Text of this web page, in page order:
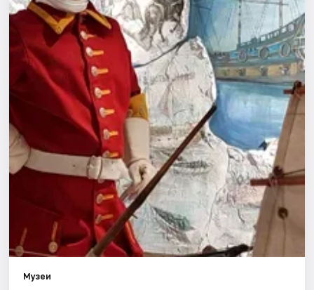
Города
Площадки
Артисты
Рейтинги
Музеи